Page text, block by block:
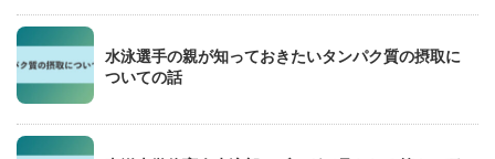
水泳選手の親が知っておきたいタンパク質の摂取に
ついての話